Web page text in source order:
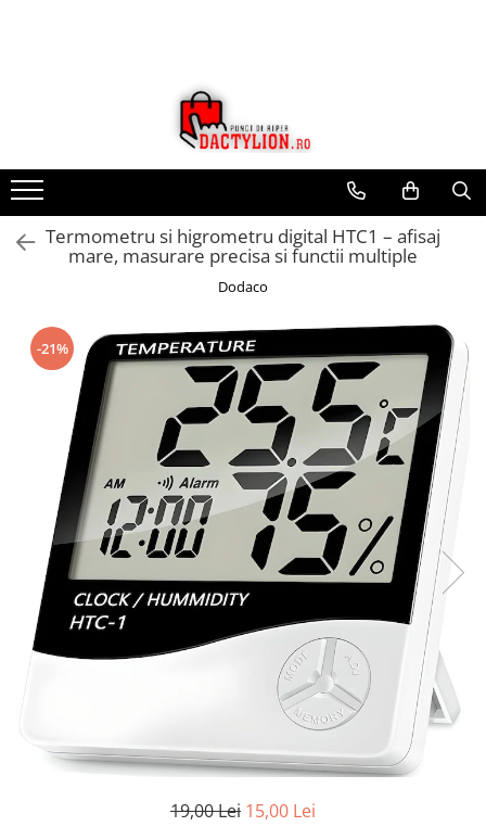
Termometru si higrometru digital HTC1 – afisaj
mare, masurare precisa si functii multiple
Dodaco
-21%
19,00 Lei 15,00 Lei